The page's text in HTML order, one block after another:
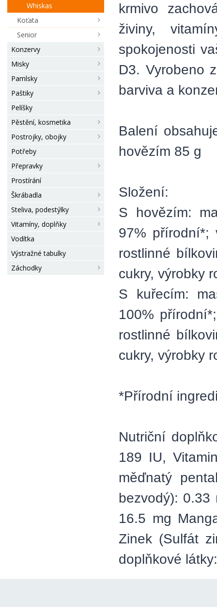
Whiskas
Koťata
Senior
Konzervy
Misky
Pamlsky
Paštiky
Pelíšky
Pěstění, kosmetika
Postrojky, obojky
Potřeby
Přepravky
Prostírání
Škrábadla
Steliva, podestýlky
Vitamíny, doplňky
Vodítka
Výstražné tabulky
Záchodky
krmivo
živiny,
spokojenosti
D3. Vyrobeno
barviva a
Balení
hovězím 85 g
Složení:
S hovězím:
97% přírodní*;
rostlinné
cukry, výrobky
S kuřecím:
100%
rostlinné
cukry, výrobky
*Přírodní
Nutriční
189 IU,
měďnatý
bezvodý): 0.33
16.5 mg
Zinek (Sulfát
doplňkové